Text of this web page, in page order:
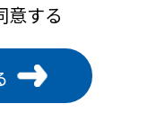
意する